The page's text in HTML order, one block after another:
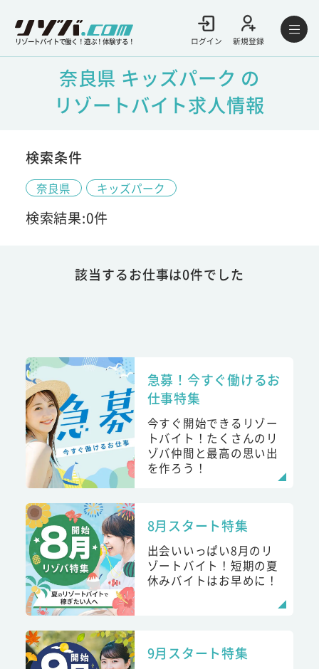
リゾートバイトで働く！遊ぶ！体験する！ ログイン 新規登録
奈良県 キッズパーク の
リゾートバイト求人情報
検索条件
奈良県 キッズパーク
検索結果:0件
該当するお仕事は0件でした
急募！今すぐ働けるお
仕事特集
今すぐ開始できるリゾー
トバイト！たくさんのリ
ゾバ仲間と最高の思い出
を作ろう！
8月スタート特集
出会いいっぱい8月のリ
ゾートバイト！短期の夏
休みバイトはお早めに！
9月スタート特集